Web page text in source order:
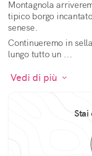
Montagnola
tipico borgo
senese.
Continueremo in
lungo tutto un ...
Stai